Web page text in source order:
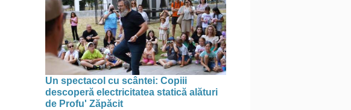
Un spectacol cu scântei: Copiii
descoperă electricitatea statică alături
de Profu' Zăpăcit